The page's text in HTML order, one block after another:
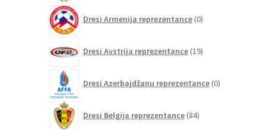
Dresi Armenija reprezentance 0izdelkov
Dresi Avstrija reprezentance 19izdelkov
Dresi Azerbajdžanu reprezentance 0izdelkov
Dresi Belgija reprezentance 84izdelkov